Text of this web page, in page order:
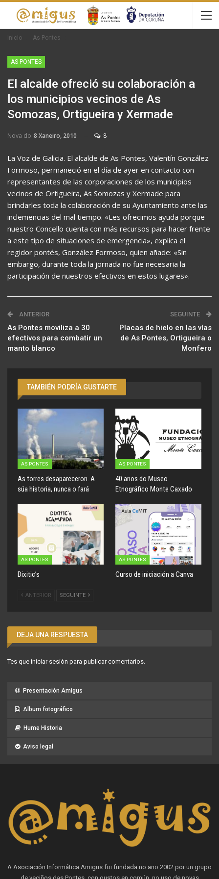
Inicio As Pontes
AS PONTES
El alcalde ofreció su colaboración a
los municipios vecinos de As
Somozas, Ortigueira y Xermade
Nova do 8 Xaneiro, 2010 8
La Voz de Galicia. El alcalde de As Pontes, Valentín González
Formoso, permaneció en el día de ayer en contacto con
representantes de las corporaciones de los municipios
vecinos de Ortigueira, As Somozas y Xermade para
brindarles toda la colaboración de su Ayuntamiento ante las
inclemencias del mal tiempo. «Les ofrecimos ayuda porque
nuestro Concello cuenta con más recursos para hacer frente
a este tipo de situaciones de emergencia», explica el
regidor pontés, González Formoso, quien añade: «Sin
embargo, durante toda la jornada no fue necesaria la
participación de nuestros efectivos en estos lugares».
ANTERIOR
As Pontes moviliza a 30
efectivos para combatir un
manto blanco
SEGUINTE
Placas de hielo en las vías
de As Pontes, Ortigueira o
Monfero
TAMBIÉN PODRÍA GUSTARTE
AS PONTES
As torres desapareceron. A
súa historia, nunca o fará
AS PONTES
40 anos do Museo
Etnográfico Monte Caxado
AS PONTES
Dixitic’s
AS PONTES
Curso de iniciación a Canva
ANTERIOR SEGUINTE
DEJA UNA RESPUESTA
Tes que iniciar sesión para publicar comentarios.
Presentación Amigus
Album fotográfico
Hume Historia
Aviso legal
A Asociación Informática Amigus foi fundada no ano 2002 por un grupo